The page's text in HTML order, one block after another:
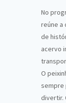
No
reúne a
de
acervo
O
sempre
divertir.